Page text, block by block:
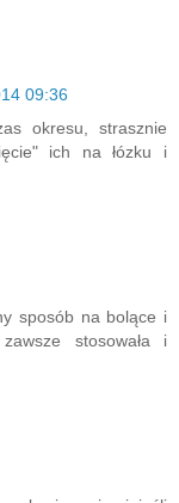
09:36
okresu, strasznie
ich na łózku i
sposób na bolące i
stosowała i